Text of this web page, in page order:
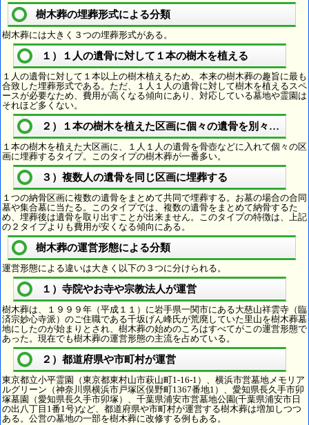
樹木葬の埋葬形式による分類
樹木葬には大きく３つの埋葬形式がある。
１）１人の遺骨に対して１本の樹木を植える
１人の遺骨に対して１本以上の樹木植えるため、本来の樹木葬の趣旨に最も
合致した埋葬形式である。ただ、１人１人の遺骨に対して樹木を植えるスペ
ースが必要なため、費用が高くなる傾向にあり、対応している墓地や霊園は
それほど多くない。
２）１本の樹木を植えた区画に個々の遺骨を別々に埋葬
１本の樹木を植えた大区画に、１人１人の遺骨を骨壺などに入れて個々の区
画に埋葬するタイプ。このタイプの樹木葬が一番多い。
３）複数人の遺骨を同じ区画に埋葬する
１つの納骨区画に複数の遺骨をまとめて共同で埋葬する。お墓の場合の合同
墓や集合墓に当たる。このタイプでは、複数の遺骨をまとめて納骨するた
め、埋葬後は遺骨を取り出すことが出来ません。このタイプの特徴は、上記
の２タイプよりも費用が安くなる傾向にある。
樹木葬の運営形態による分類
運営形態による違いは大きく以下の３つに分けられる。
１）寺院やお寺や宗教法人が運営
樹木葬は、１９９９年（平成１１）に岩手県一関市にある大慈山祥雲寺（臨
済宗妙心寺派）のご住職である千坂げん峰氏が荒廃していた里山を樹木葬墓
地にしたのが始まりとされ、樹木葬の始めのころはすべてがこの運営形態で
あった。現在でも樹木葬の運営形態の主流を占めている。
２）都道府県や市町村が運営
東京都立小平霊園（東京都東村山市萩山町1-16-1）、横浜市営墓地メモリア
ルグリーン（神奈川県横浜市戸塚区俣野町1367番地1）、愛知県長久手市卯
塚墓園（愛知県長久手市卯塚）、千葉県浦安市営墓地公園(千葉県浦安市日
の出八丁目1番1号)など、都道府県や市町村が運営する樹木葬は増加しつつ
ある。公営の墓地の一部を樹木葬に改修する例もある。